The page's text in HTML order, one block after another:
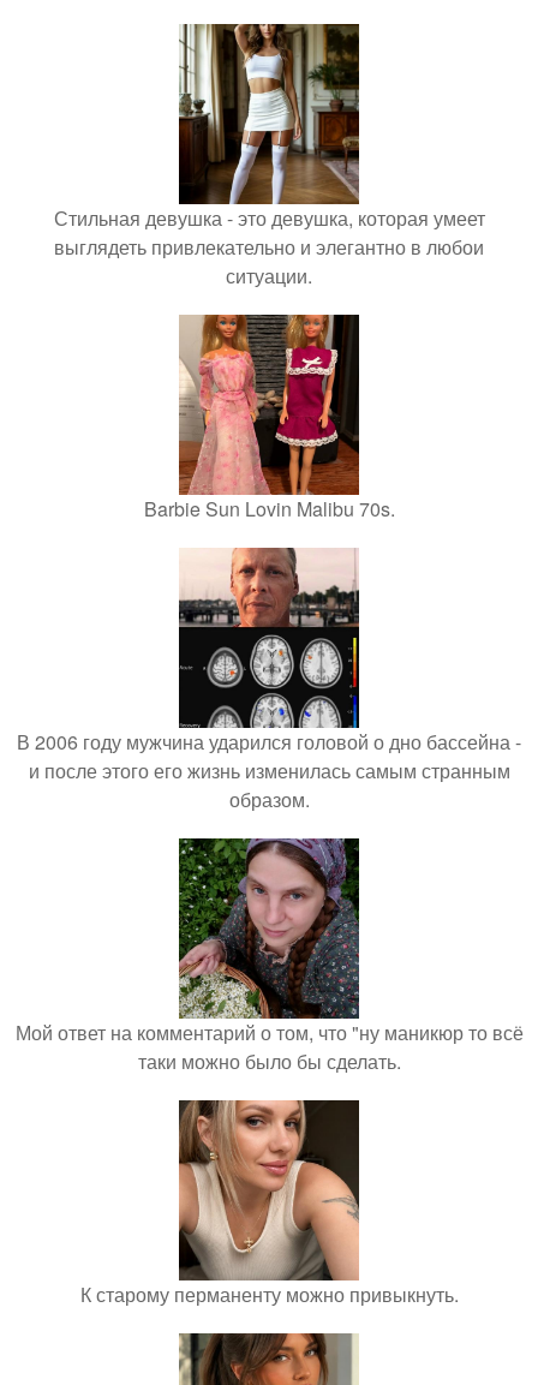
Стильная девушка - это девушка, которая умеет
выглядеть привлекательно и элегантно в любои
ситуации.
Barbie Sun Lovin Malibu 70s.
В 2006 году мужчина ударился головой о дно бассейна -
и после этого его жизнь изменилась самым странным
образом.
Мой ответ на комментарий о том, что "ну маникюр то всё
таки можно было бы сделать.
К старому перманенту можно привыкнуть.